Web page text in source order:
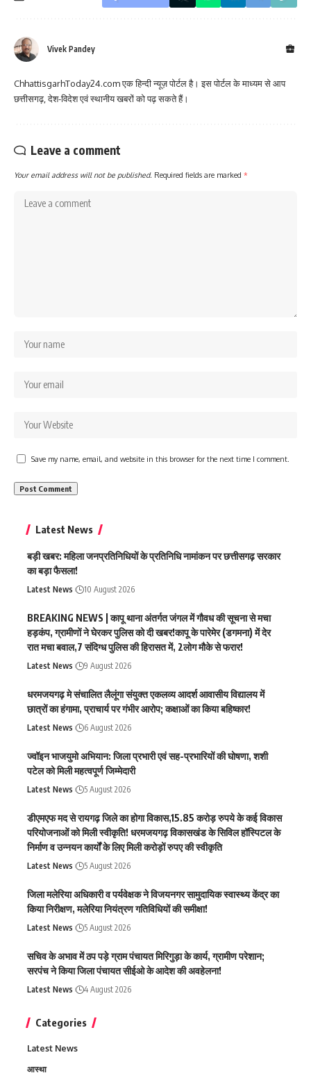
Vivek Pandey
ChhattisgarhToday24.com एक हिन्दी न्यूज़ पोर्टल है। इस पोर्टल के माध्यम से आप
छत्तीसगढ़, देश-विदेश एवं स्थानीय खबरों को पढ़ सकते हैं।
Leave a comment
Your email address will not be published. Required fields are marked *
Save my name, email, and website in this browser for the next time I comment.
Latest News
बड़ी खबर: महिला जनप्रतिनिधियों के प्रतिनिधि नामांकन पर छत्तीसगढ़ सरकार
का बड़ा फैसला!
Latest News 10 August 2026
BREAKING NEWS | कापू थाना अंतर्गत जंगल में गौवध की सूचना से मचा
हड़कंप, ग्रामीणों ने घेरकर पुलिस को दी खबर!कापू के पारेमेर (डगमना) में देर
रात मचा बवाल,7 संदिग्ध पुलिस की हिरासत में, 2लोग मौके से फरार!
Latest News 9 August 2026
धरमजयगढ़ मे संचालित लैलूंगा संयुक्त एकलव्य आदर्श आवासीय विद्यालय में
छात्रों का हंगामा, प्राचार्य पर गंभीर आरोप; कक्षाओं का किया बहिष्कार!
Latest News 6 August 2026
ज्वॉइन भाजयुमो अभियान: जिला प्रभारी एवं सह-प्रभारियों की घोषणा, शशी
पटेल को मिली महत्वपूर्ण जिम्मेदारी
Latest News 5 August 2026
डीएमएफ मद से रायगढ़ जिले का होगा विकास,15.85 करोड़ रुपये के कई विकास
परियोजनाओं को मिली स्वीकृति! धरमजयगढ़ विकासखंड के सिविल हॉस्पिटल के
निर्माण व उन्नयन कार्यों के लिए मिली करोड़ों रुपए की स्वीकृति
Latest News 5 August 2026
जिला मलेरिया अधिकारी व पर्यवेक्षक ने विजयनगर सामुदायिक स्वास्थ्य केंद्र का
किया निरीक्षण, मलेरिया नियंत्रण गतिविधियों की समीक्षा!
Latest News 5 August 2026
सचिव के अभाव में ठप पड़े ग्राम पंचायत मिरिगुड़ा के कार्य, ग्रामीण परेशान;
सरपंच ने किया जिला पंचायत सीईओ के आदेश की अवहेलना!
Latest News 4 August 2026
Categories
Latest News
आस्था